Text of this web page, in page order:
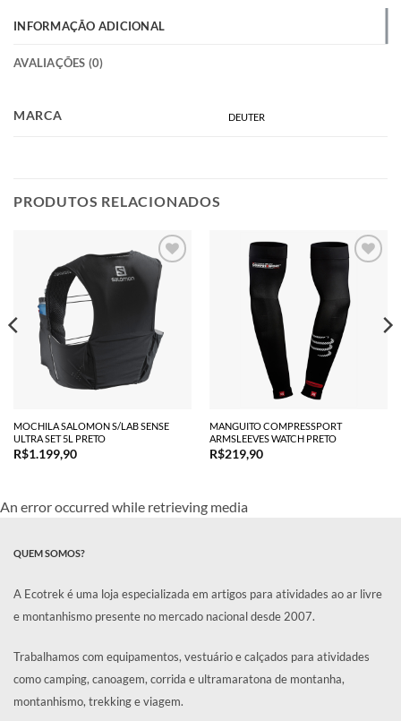
INFORMAÇÃO ADICIONAL
AVALIAÇÕES (0)
MARCA DEUTER
PRODUTOS RELACIONADOS
MOCHILA SALOMON S/LAB SENSE
ULTRA SET 5L PRETO
R$1.199,90
MANGUITO COMPRESSPORT
ARMSLEEVES WATCH PRETO
R$219,90
An error occurred while retrieving media
QUEM SOMOS?
A Ecotrek é uma loja especializada em artigos para atividades ao ar livre
e montanhismo presente no mercado nacional desde 2007.
Trabalhamos com equipamentos, vestuário e calçados para atividades
como camping, canoagem, corrida e ultramaratona de montanha,
montanhismo, trekking e viagem.